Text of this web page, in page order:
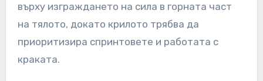
върху изграждането на сила в горната част
на тялото, докато крилото трябва да
приоритизира спринтовете и работата с
краката.